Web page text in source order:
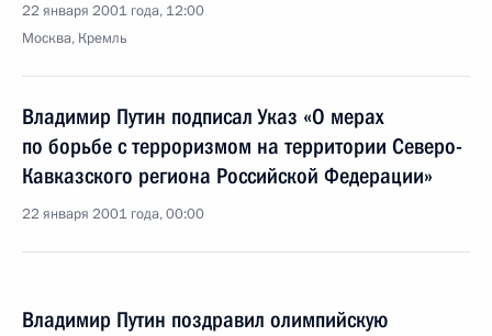
22 января 2001 года, 12:00
Москва, Кремль
Владимир Путин подписал Указ «О мерах
по борьбе с терроризмом на территории Северо-
Кавказского региона Российской Федерации»
22 января 2001 года, 00:00
чемпионку по легкой атлетике Галину Зыбину